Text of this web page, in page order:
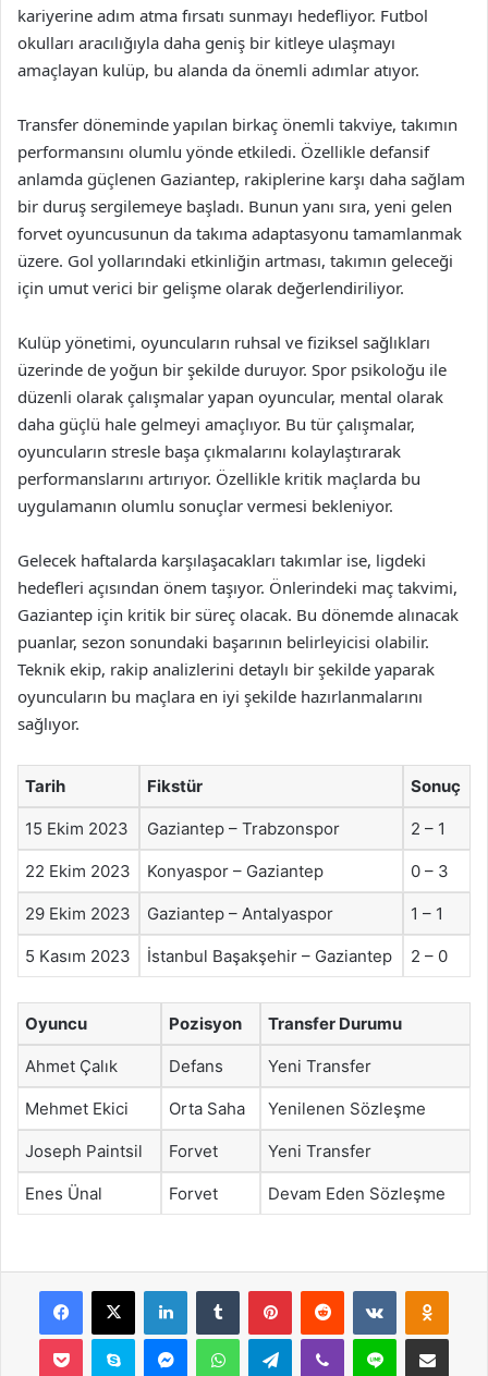
kariyerine adım atma fırsatı sunmayı hedefliyor. Futbol
okulları aracılığıyla daha geniş bir kitleye ulaşmayı
amaçlayan kulüp, bu alanda da önemli adımlar atıyor.
Transfer döneminde yapılan birkaç önemli takviye, takımın
performansını olumlu yönde etkiledi. Özellikle defansif
anlamda güçlenen Gaziantep, rakiplerine karşı daha sağlam
bir duruş sergilemeye başladı. Bunun yanı sıra, yeni gelen
forvet oyuncusunun da takıma adaptasyonu tamamlanmak
üzere. Gol yollarındaki etkinliğin artması, takımın geleceği
için umut verici bir gelişme olarak değerlendiriliyor.
Kulüp yönetimi, oyuncuların ruhsal ve fiziksel sağlıkları
üzerinde de yoğun bir şekilde duruyor. Spor psikoloğu ile
düzenli olarak çalışmalar yapan oyuncular, mental olarak
daha güçlü hale gelmeyi amaçlıyor. Bu tür çalışmalar,
oyuncuların stresle başa çıkmalarını kolaylaştırarak
performanslarını artırıyor. Özellikle kritik maçlarda bu
uygulamanın olumlu sonuçlar vermesi bekleniyor.
Gelecek haftalarda karşılaşacakları takımlar ise, ligdeki
hedefleri açısından önem taşıyor. Önlerindeki maç takvimi,
Gaziantep için kritik bir süreç olacak. Bu dönemde alınacak
puanlar, sezon sonundaki başarının belirleyicisi olabilir.
Teknik ekip, rakip analizlerini detaylı bir şekilde yaparak
oyuncuların bu maçlara en iyi şekilde hazırlanmalarını
sağlıyor.
Tarih Fikstür Sonuç
15 Ekim 2023 Gaziantep – Trabzonspor 2 – 1
22 Ekim 2023 Konyaspor – Gaziantep 0 – 3
29 Ekim 2023 Gaziantep – Antalyaspor 1 – 1
5 Kasım 2023 İstanbul Başakşehir – Gaziantep 2 – 0
Oyuncu Pozisyon Transfer Durumu
Ahmet Çalık Defans Yeni Transfer
Mehmet Ekici Orta Saha Yenilenen Sözleşme
Joseph Paintsil Forvet Yeni Transfer
Enes Ünal Forvet Devam Eden Sözleşme
Facebook
X LinkedInTumblr PinterestReddit VKontakte
Pocket Skype MessengerWhatsAppTelegramViber Line E-Posta ile